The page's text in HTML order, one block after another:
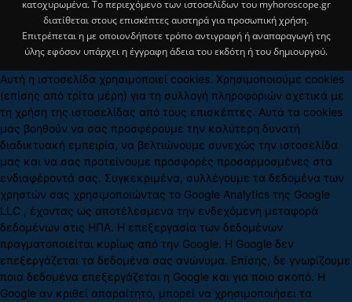
κατοχυρωμένα. Το περιεχόμενο των ιστοσελίδων του myhoroscope.gr
διατίθεται στους επισκέπτες αυστηρά για προσωπική χρήση.
Επιτρέπεται η με οποιονδήποτε τρόπο αντιγραφή ή αναπαραγωγή της
ύλης εφόσον υπάρχει η έγγραφη άδεια του εκδότη ή του δημιουργού.
Αυτή η ιστοσελίδα χρησιμοποιεί cookies. Χρησιμοποιούμε cookies
(επίσης από τρίτα μέρη) για τη συλλογή πληροφοριών σχετικά με
τη χρήση της ιστοσελίδας από τους επισκέπτες. Αυτά τα cookies
μας βοηθούν να σας προσφέρουμε την καλύτερη δυνατή
διαδικτυακή εμπειρία, να βελτιώνουμε συνεχώς την ιστοσελίδα
μας και να σας προτείνουμε προσφορές προσαρμοσμένες στα
ενδιαφέροντά σας. Συγκεκριμένα, συλλέγουμε τα δεδομένα των
χρηστών σας χρησιμοποιώντας το Google Analytics της Google
LLC , έχοντας ως αποτέλεσμενα την ενδεχόμενη μεταφορά
δεδομένων στις ΗΠΑ. Η επεξεργασία των δεδομένων
πραγματοποιείται κυρίως από την Google. Η Google δεν
επεξεργάζεται τα δεδομένα σας ανώνυμα. Επίσης, δε γνωρίζουμε
ποια δεδομένα επεξεργάζεται η Google και για ποιο σκοπό. Η
Google αν κριθεί απαραίτητο, μπορεί να χρησιμοποιήσει τα